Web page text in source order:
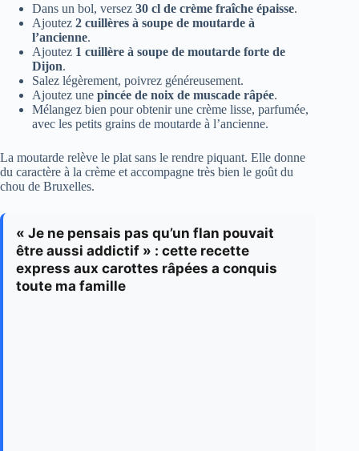
Dans un bol, versez 30 cl de crème fraîche épaisse.
Ajoutez 2 cuillères à soupe de moutarde à
l’ancienne.
Ajoutez 1 cuillère à soupe de moutarde forte de
Dijon.
Salez légèrement, poivrez généreusement.
Ajoutez une pincée de noix de muscade râpée.
Mélangez bien pour obtenir une crème lisse, parfumée,
avec les petits grains de moutarde à l’ancienne.
La moutarde relève le plat sans le rendre piquant. Elle donne
du caractère à la crème et accompagne très bien le goût du
chou de Bruxelles.
« Je ne pensais pas qu’un flan pouvait
être aussi addictif » : cette recette
express aux carottes râpées a conquis
toute ma famille